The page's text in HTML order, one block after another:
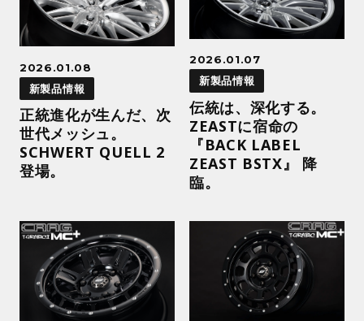
2026.01.08
新製品情報
正統進化が生んだ、次
世代メッシュ。
SCHWERT QUELL 2
登場。
2026.01.07
新製品情報
伝統は、深化する。
ZEASTに宿命の
『BACK LABEL
ZEAST BSTX』 降
臨。